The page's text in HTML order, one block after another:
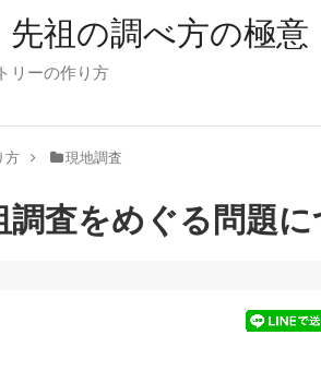
先祖の調べ方の極意
リーの作り方
方 現地調査
調査をめぐる問題に